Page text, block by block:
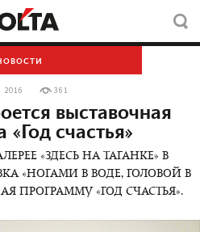
361
выставочная
счастья»
«ЗДЕСЬ НА ТАГАНКЕ» В
«НОГАМИ В ВОДЕ, ГОЛОВОЙ В
ПРОГРАММУ «ГОД СЧАСТЬЯ».